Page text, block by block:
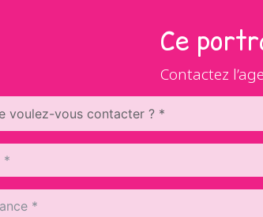
Ce
Contactez